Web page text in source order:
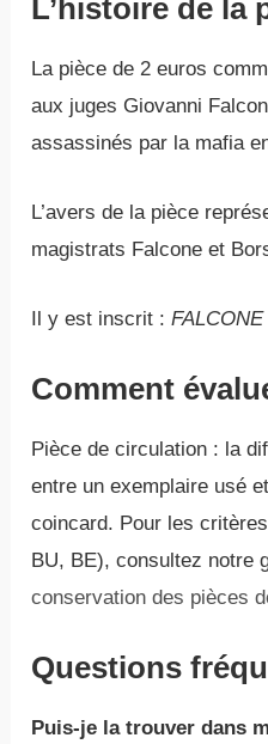
L’histoire de la
La pièce de 2 euros
aux juges Giovanni
assassinés par la mafia
L’avers de la pièce
magistrats Falcone et
Il y est inscrit :
Comment
Pièce de circulation : la
entre un exemplaire usé
coincard. Pour les
BU, BE), consultez notre
conservation des pièces
Questions
Puis-je la trouver dans